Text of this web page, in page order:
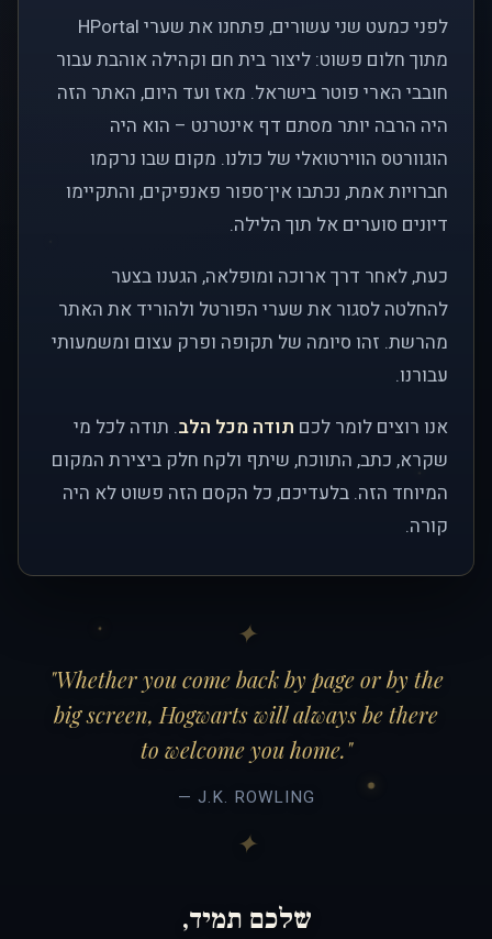
לפני כמעט שני עשורים, פתחנו את שערי HPortal
מתוך חלום פשוט: ליצור בית חם וקהילה אוהבת עבור
חובבי הארי פוטר בישראל. מאז ועד היום, האתר הזה
היה הרבה יותר מסתם דף אינטרנט – הוא היה
הוגוורטס הווירטואלי של כולנו. מקום שבו נרקמו
חברויות אמת, נכתבו אין־ספור פאנפיקים, והתקיימו
דיונים סוערים אל תוך הלילה.
כעת, לאחר דרך ארוכה ומופלאה, הגענו בצער
להחלטה לסגור את שערי הפורטל ולהוריד את האתר
מהרשת. זהו סיומה של תקופה ופרק עצום ומשמעותי
עבורנו.
אנו רוצים לומר לכם תודה מכל הלב. תודה לכל מי
שקרא, כתב, התווכח, שיתף ולקח חלק ביצירת המקום
המיוחד הזה. בלעדיכם, כל הקסם הזה פשוט לא היה
קורה.
"Whether you come back by page or by the
big screen, Hogwarts will always be there
to welcome you home."
— J.K. ROWLING
שלכם תמיד,